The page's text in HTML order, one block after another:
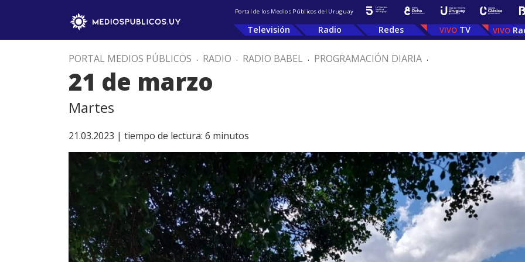
Portal de los Medios Públicos del Uruguay
Televisión Radio Redes TV
PORTAL MEDIOS PÚBLICOS . RADIO . RADIO BABEL . PROGRAMACIÓN DIARIA .
21 de marzo
Martes
21.03.2023 | tiempo de lectura: 6 minutos